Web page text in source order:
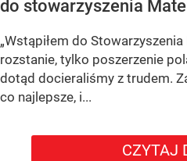
do stowarzyszenia
„Wstąpiłem do
rozstanie, tylko poszerzenie
dotąd docieraliśmy z trudem.
co najlepsze, i...
CZYTAJ